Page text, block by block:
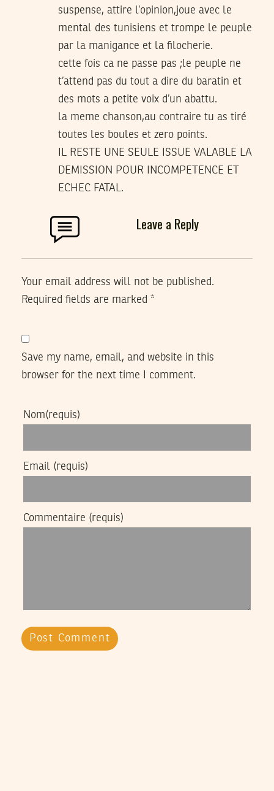
suspense, attire l’opinion,joue avec le
mental des tunisiens et trompe le peuple
par la manigance et la filocherie.
cette fois ca ne passe pas ;le peuple ne
t’attend pas du tout a dire du baratin et
des mots a petite voix d’un abattu.
la meme chanson,au contraire tu as tiré
toutes les boules et zero points.
IL RESTE UNE SEULE ISSUE VALABLE LA
DEMISSION POUR INCOMPETENCE ET
ECHEC FATAL.
Leave a Reply
Your email address will not be published.
Required fields are marked *
Save my name, email, and website in this
browser for the next time I comment.
Nom(requis)
Email (requis)
Commentaire (requis)